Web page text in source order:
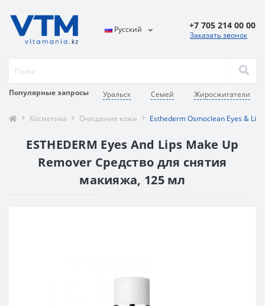
Популярные запросы Уральск Семей Жиросжигатели
Русский +7 705 214 00 00
Заказать звонок
Косметика Очищение кожи Esthederm Osmoclean Eyes &
ESTHEDERM Eyes And Lips Make Up
Remover Средство для снятия
макияжа, 125 мл